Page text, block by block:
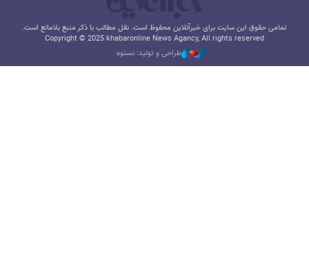
تمامی حقوق این سایت برای خبرآنلاین محفوظ است. نقل مطالب با ذکر منبع بلامانع است.
Copyright © 2025 khabaronline News Agancy, All rights reserved
طراحی و تولید: نستوه